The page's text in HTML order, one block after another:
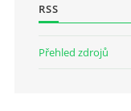
RSS
Přehled zdrojů